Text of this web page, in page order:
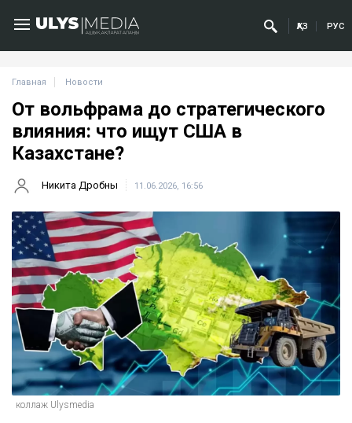
ҚАЗ РУС
Главная Новости
От вольфрама до стратегического
влияния: что ищут США в
Казахстане?
Никита Дробны 11.06.2026, 16:56
коллаж Ulysmedia